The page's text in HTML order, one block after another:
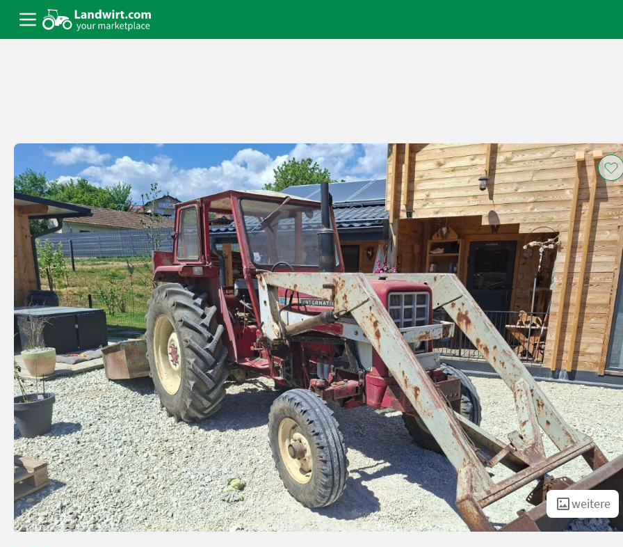
weitere